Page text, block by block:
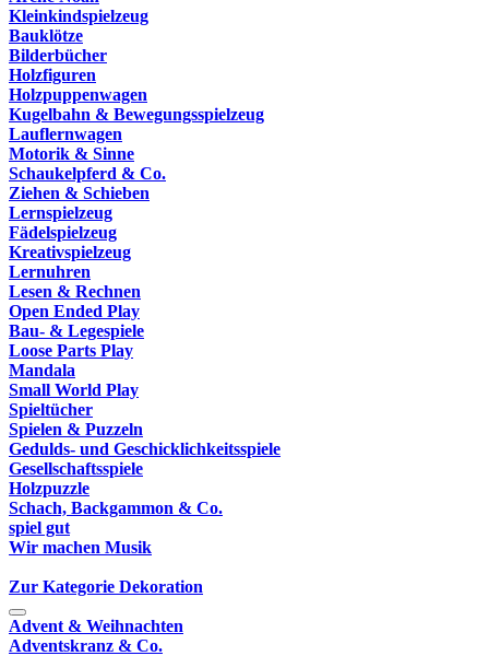
Kleinkindspielzeug
Bauklötze
Bilderbücher
Holzfiguren
Holzpuppenwagen
Kugelbahn & Bewegungsspielzeug
Lauflernwagen
Motorik & Sinne
Schaukelpferd & Co.
Ziehen & Schieben
Lernspielzeug
Fädelspielzeug
Kreativspielzeug
Lernuhren
Lesen & Rechnen
Open Ended Play
Bau- & Legespiele
Loose Parts Play
Mandala
Small World Play
Spieltücher
Spielen & Puzzeln
Gedulds- und Geschicklichkeitsspiele
Gesellschaftsspiele
Holzpuzzle
Schach, Backgammon & Co.
spiel gut
Wir machen Musik
Zur Kategorie Dekoration
Advent & Weihnachten
Adventskranz & Co.